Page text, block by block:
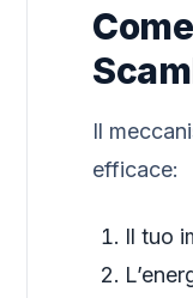
Il
efficace:
Il tuo